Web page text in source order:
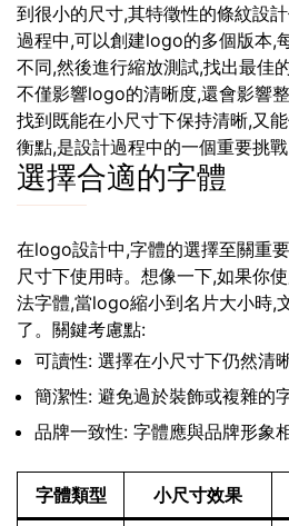
到很小的尺寸,其特徵性的條紋設
過程中,可以創建logo的多個版本,
不同,然後進行縮放測試,找出最佳
不僅影響logo的清晰度,還會影響
找到既能在小尺寸下保持清晰,又
衡點,是設計過程中的一個重要挑戰
選擇合適的字體
在logo設計中,字體的選擇至關重
尺寸下使用時。想像一下,如果你
法字體,當logo縮小到名片大小時,
了。關鍵考慮點:
可讀性: 選擇在小尺寸下仍然清
簡潔性: 避免過於裝飾或複雜的字
品牌一致性: 字體應與品牌形象相
字體類型 小尺寸效果